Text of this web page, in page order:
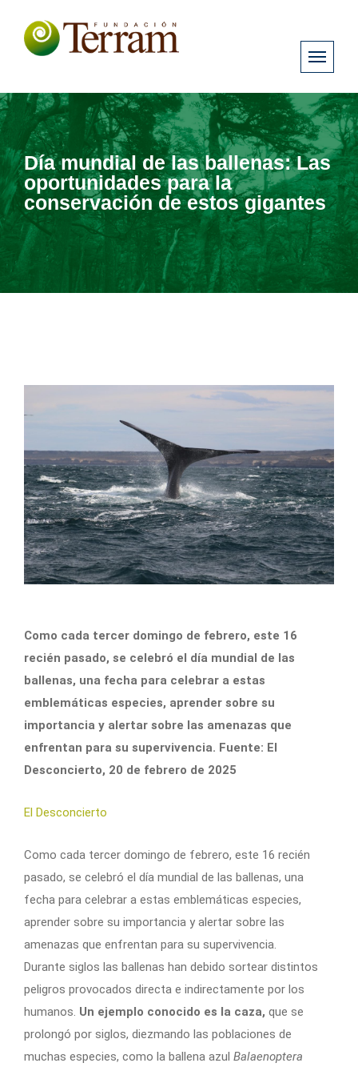
Día mundial de las ballenas: Las
oportunidades para la
conservación de estos gigantes
Como cada tercer domingo de febrero, este 16
recién pasado, se celebró el día mundial de las
ballenas, una fecha para celebrar a estas
emblemáticas especies, aprender sobre su
importancia y alertar sobre las amenazas que
enfrentan para su supervivencia. Fuente: El
Desconcierto, 20 de febrero de 2025
El Desconcierto
Como cada tercer domingo de febrero, este 16 recién
pasado, se celebró el día mundial de las ballenas, una
fecha para celebrar a estas emblemáticas especies,
aprender sobre su importancia y alertar sobre las
amenazas que enfrentan para su supervivencia.
Durante siglos las ballenas han debido sortear distintos
peligros provocados directa e indirectamente por los
humanos. Un ejemplo conocido es la caza, que se
prolongó por siglos, diezmando las poblaciones de
muchas especies, como la ballena azul Balaenoptera